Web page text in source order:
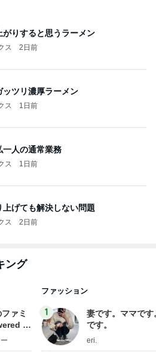
がりすると思うラーメン
ス 2日前
ッツリ濃厚ラーメン
ス 1日前
一人の通常業務
ス 1日前
上げても解決しない問題
ス 2日前
ング
ァミ
b
ファ
ファッション
1
妻です。ママです
です。
eri.